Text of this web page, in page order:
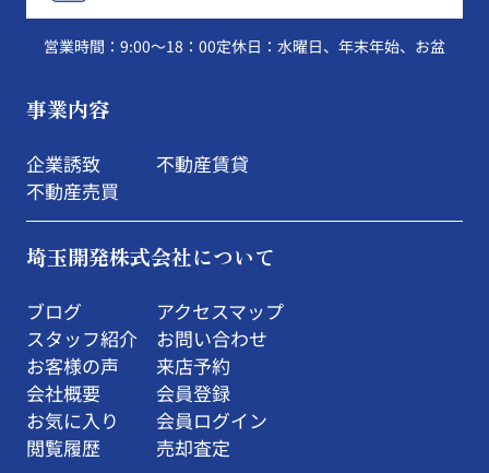
営業時間：9:00～18：00定休日：水曜日、年末年始、お盆
事業内容
企業誘致
不動産売買
不動産賃貸
埼玉開発株式会社について
ブログ
スタッフ紹介
お客様の声
会社概要
お気に入り
閲覧履歴
アクセスマップ
お問い合わせ
来店予約
会員登録
会員ログイン
売却査定